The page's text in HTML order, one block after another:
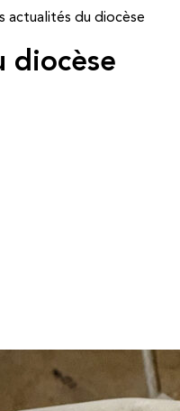
actualités du diocèse
diocèse